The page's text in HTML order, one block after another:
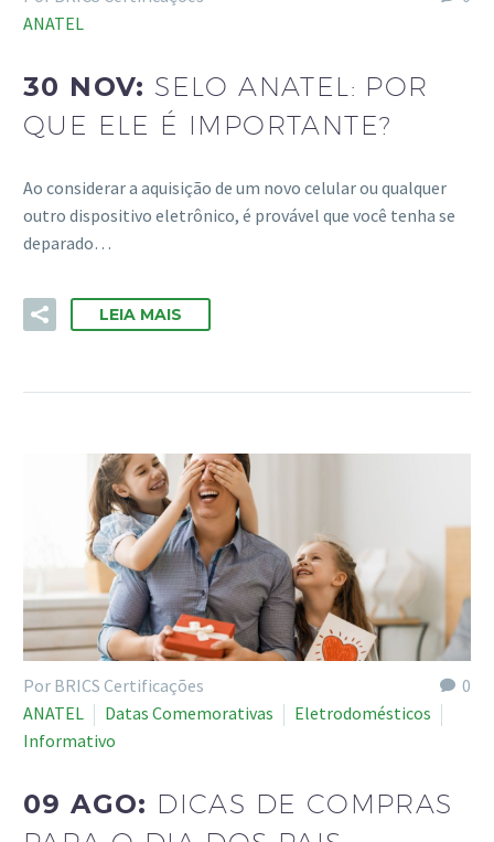
ANATEL
30 NOV: SELO ANATEL: POR
QUE ELE É IMPORTANTE?
Ao considerar a aquisição de um novo celular ou qualquer
outro dispositivo eletrônico, é provável que você tenha se
deparado…
LEIA MAIS
0
Por BRICS Certificações
ANATEL
Datas Comemorativas
Eletrodomésticos
Informativo
09 AGO: DICAS DE COMPRAS